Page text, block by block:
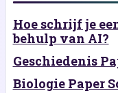
Hoe schrijf je
behulp van AI?
Geschiedenis
Biologie Paper